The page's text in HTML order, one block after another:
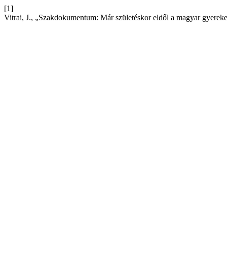
[1]
Vitrai, J., „Szakdokumentum: Már születéskor eldől a magyar